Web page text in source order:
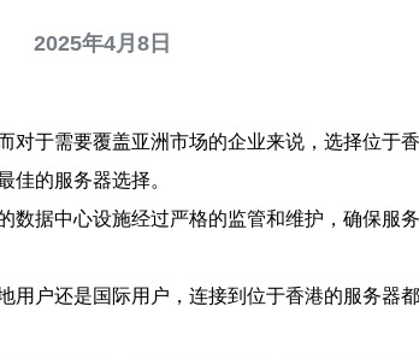
2025年4月8日
于需要覆盖亚洲市场的企业来说，选择位于
佳的服务器选择。
据中心设施经过严格的监管和维护，确保服
户还是国际用户，连接到位于香港的服务器